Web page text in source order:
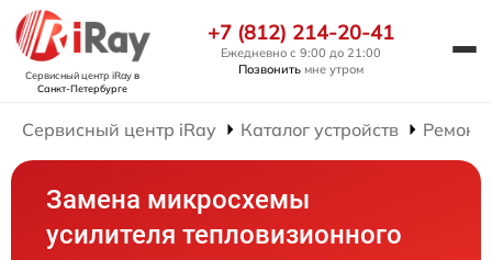
Сервисный центр iRayв
Санкт-Петербурге
+7 (812) 214-20-41
Ежедневно с 9:00 до 21:00
Позвонить мне утром
Сервисный центр iRay Каталог устройств Ремонт
Замена микросхемы
усилителя тепловизионного